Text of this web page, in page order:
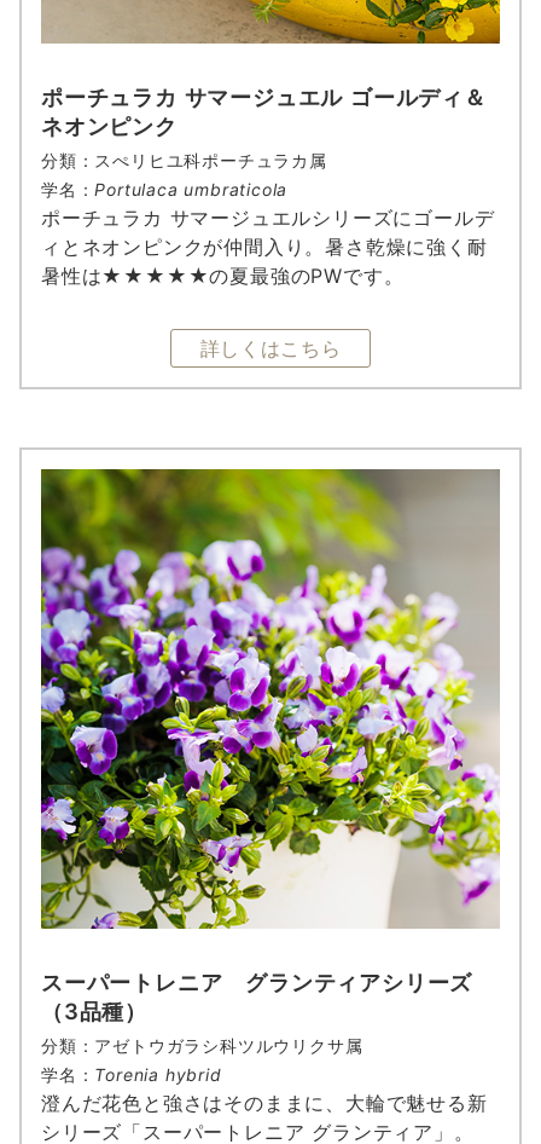
ポーチュラカ サマージュエル ゴールディ＆
ネオンピンク
分類：スぺリヒユ科ポーチュラカ属
学名：Portulaca umbraticola
ポーチュラカ サマージュエルシリーズにゴールデ
ィとネオンピンクが仲間入り。暑さ乾燥に強く耐
暑性は★★★★★の夏最強のPWです。
詳しくはこちら
スーパートレニア グランティアシリーズ
（3品種）
分類：アゼトウガラシ科ツルウリクサ属
学名： Torenia hybrid
澄んだ花色と強さはそのままに、大輪で魅せる新
シリーズ「スーパートレニア グランティア」。